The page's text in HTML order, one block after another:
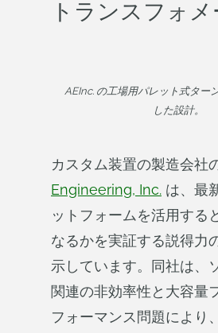
トランスフォ
AEInc. の工場用パレット式ター
した設計。
カスタム装置の製造会社
Engineering, Inc. は、最
ットフォームを活用する
なるかを実証する説得力
示しています。同社は、
関連の非効率性と大容量
フォーマンス問題により